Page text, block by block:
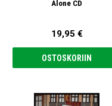
Alone CD
19,95 €
OSTOSKORIIN